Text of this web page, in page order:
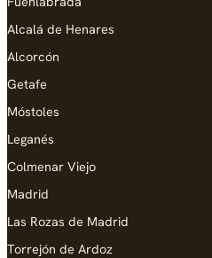
Alcalá de Henares
Alcorcón
Getafe
Móstoles
Leganés
Colmenar Viejo
Madrid
Las Rozas de Madrid
Torrejón de Ardoz